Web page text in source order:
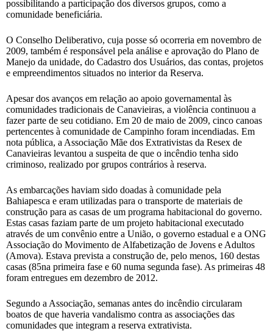
possibilitando a participação dos diversos grupos, como a
comunidade beneficiária.
O Conselho Deliberativo, cuja posse só ocorreria em novembro de
2009, também é responsável pela análise e aprovação do Plano de
Manejo da unidade, do Cadastro dos Usuários, das contas, projetos
e empreendimentos situados no interior da Reserva.
Apesar dos avanços em relação ao apoio governamental às
comunidades tradicionais de Canavieiras, a violência continuou a
fazer parte de seu cotidiano. Em 20 de maio de 2009, cinco canoas
pertencentes à comunidade de Campinho foram incendiadas. Em
nota pública, a Associação Mãe dos Extrativistas da Resex de
Canavieiras levantou a suspeita de que o incêndio tenha sido
criminoso, realizado por grupos contrários à reserva.
As embarcações haviam sido doadas à comunidade pela
Bahiapesca e eram utilizadas para o transporte de materiais de
construção para as casas de um programa habitacional do governo.
Estas casas faziam parte de um projeto habitacional executado
através de um convênio entre a União, o governo estadual e a ONG
Associação do Movimento de Alfabetização de Jovens e Adultos
(Amova). Estava prevista a construção de, pelo menos, 160 destas
casas (85na primeira fase e 60 numa segunda fase). As primeiras 48
foram entregues em dezembro de 2012.
Segundo a Associação, semanas antes do incêndio circularam
boatos de que haveria vandalismo contra as associações das
comunidades que integram a reserva extrativista.